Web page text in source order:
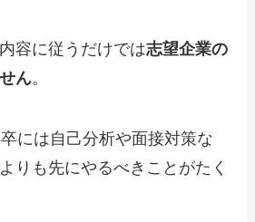
容に従うだけでは志望企業の
ん。
には自己分析や面接対策な
りも先にやるべきことがたく